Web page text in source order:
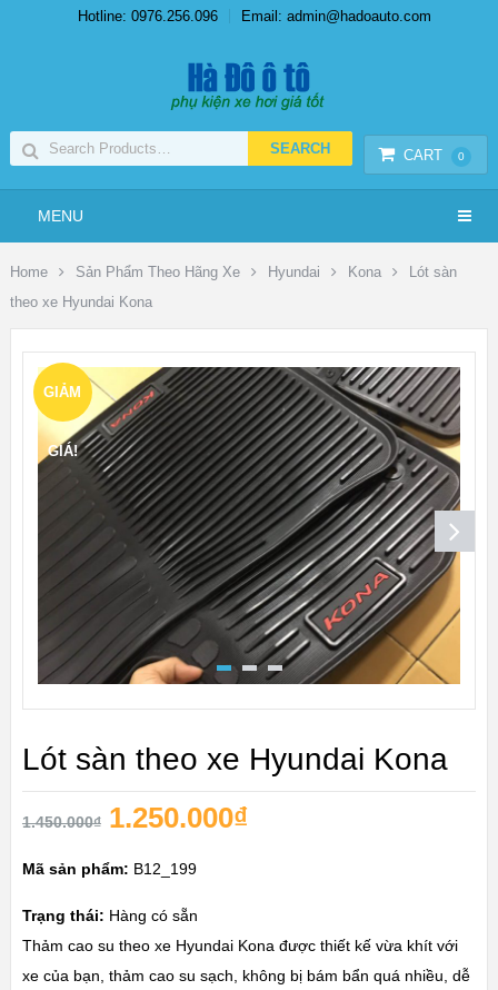
Hotline: 0976.256.096 Email: admin@hadoauto.com
CART 0
MENU
Home Sản Phẩm Theo Hãng Xe Hyundai Kona
Lót sàn
theo xe Hyundai Kona
GIẢM
GIÁ!
Lót sàn theo xe Hyundai Kona
1.450.000₫ 1.250.000₫
Mã sản phẩm: B12_199
Trạng thái: Hàng có sẵn
Thảm cao su theo xe Hyundai Kona được thiết kế vừa khít với
xe của bạn, thảm cao su sạch, không bị bám bẩn quá nhiều, dễ